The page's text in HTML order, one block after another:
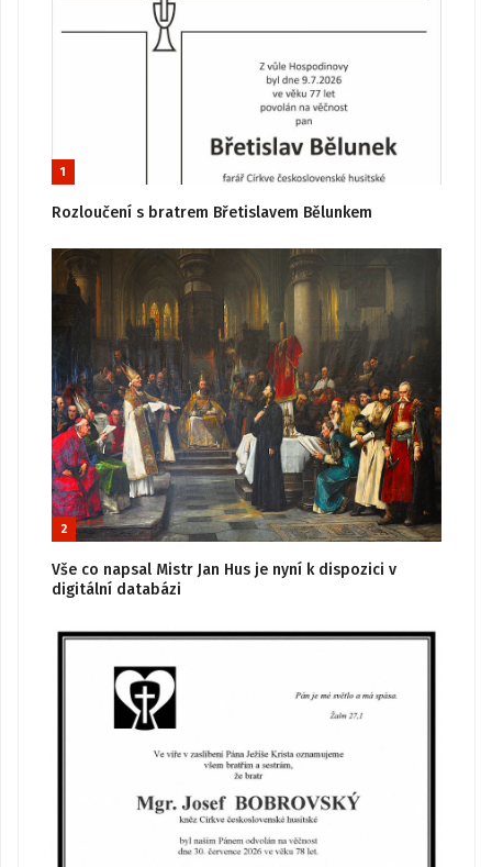
1
Rozloučení s bratrem Břetislavem Bělunkem
2
Vše co napsal Mistr Jan Hus je nyní k dispozici v
digitální databázi